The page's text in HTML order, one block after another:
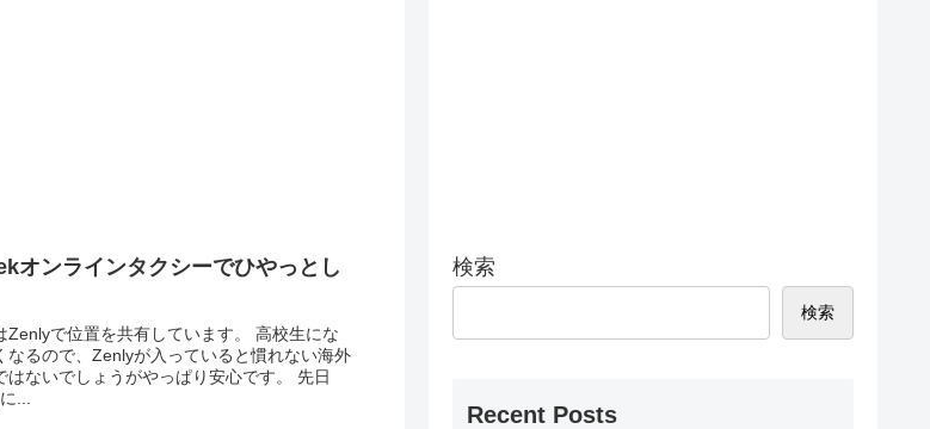
オンラインタクシーでひやっとし
Zenlyで位置を共有しています。 高校生にな
なるので、Zenlyが入っていると慣れない海外
はないでしょうがやっぱり安心です。 先日
...
検索
検索
Recent Posts